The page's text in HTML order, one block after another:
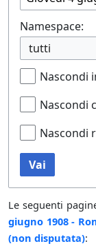
Namespace:
tutti
Nascondi
Nascondi
Nascondi
Vai
Le seguenti
giugno 1908 -
(non disputata):